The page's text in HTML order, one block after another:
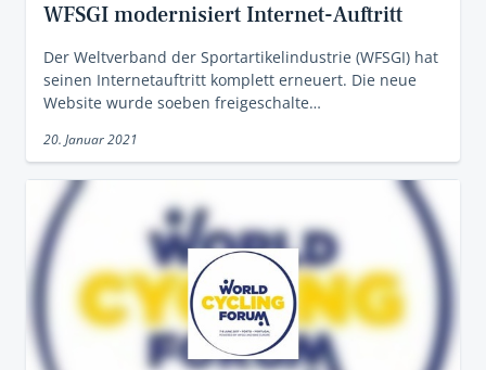
WFSGI modernisiert Internet-Auftritt
Der Weltverband der Sportartikelindustrie (WFSGI) hat
seinen Internetauftritt komplett erneuert. Die neue
Website wurde soeben freigeschalte…
20. Januar 2021